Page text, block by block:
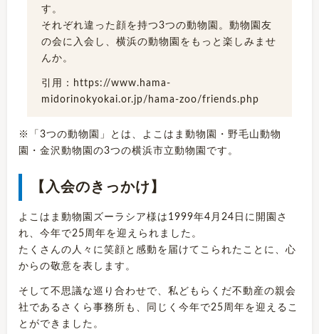
す。
それぞれ違った顔を持つ3つの動物園。動物園友
の会に入会し、横浜の動物園をもっと楽しみませ
んか。
引用：https://www.hama-
midorinokyokai.or.jp/hama-zoo/friends.php
※「3つの動物園」とは、よこはま動物園・野毛山動物
園・金沢動物園の3つの横浜市立動物園です。
【入会のきっかけ】
よこはま動物園ズーラシア様は1999年4月24日に開園さ
れ、今年で25周年を迎えられました。
たくさんの人々に笑顔と感動を届けてこられたことに、心
からの敬意を表します。
そして不思議な巡り合わせで、私どもらくだ不動産の親会
社であるさくら事務所も、同じく今年で25周年を迎えるこ
とができました。